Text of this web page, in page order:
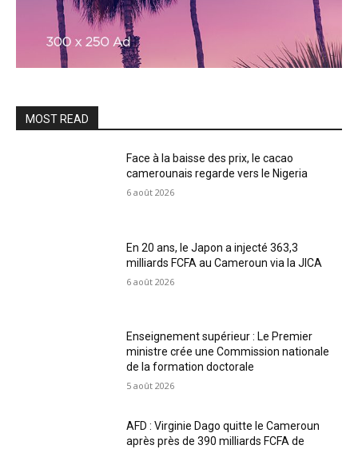
MOST READ
Face à la baisse des prix, le cacao
camerounais regarde vers le Nigeria
6 août 2026
En 20 ans, le Japon a injecté 363,3
milliards FCFA au Cameroun via la JICA
6 août 2026
Enseignement supérieur : Le Premier
ministre crée une Commission nationale
de la formation doctorale
5 août 2026
AFD : Virginie Dago quitte le Cameroun
après près de 390 milliards FCFA de